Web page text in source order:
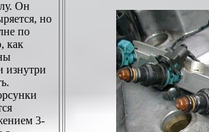
но
по
изнутри
3-